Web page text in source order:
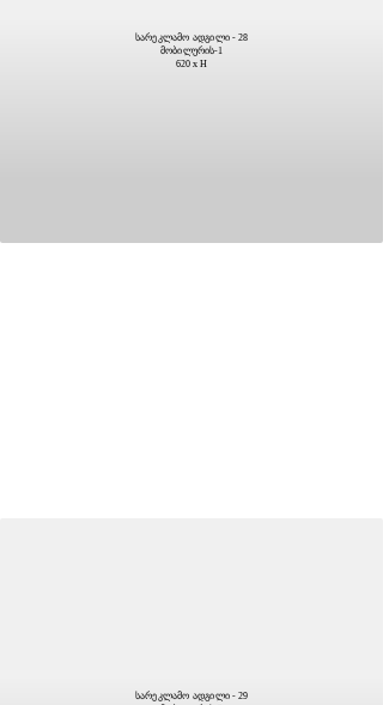
სარეკლამო ადგილი - 28
მობილურის-1
620 x H
სარეკლამო ადგილი - 29